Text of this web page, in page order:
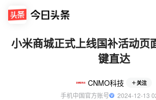
小米商城正式上线国补活动页
键直达
CNMO科技 关注
手机中国官方账号
2024-12-13